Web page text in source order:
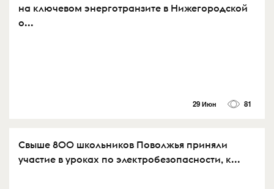
на ключевом энерготранзите в Нижегородской
о...
29 Июн 81
Свыше 800 школьников Поволжья приняли
участие в уроках по электробезопасности, к...